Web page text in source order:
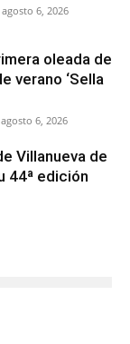
agosto 6, 2026
oleada de
verano ‘Sella
agosto 6, 2026
Villanueva de
44ª edición